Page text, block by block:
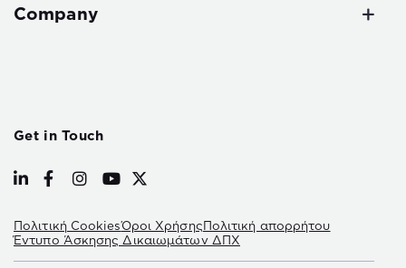
Company
Get in Touch
Πολιτική CookiesΌροι ΧρήσηςΠολιτική απορρήτου
Έντυπο Άσκησης Δικαιωμάτων ΔΠΧ